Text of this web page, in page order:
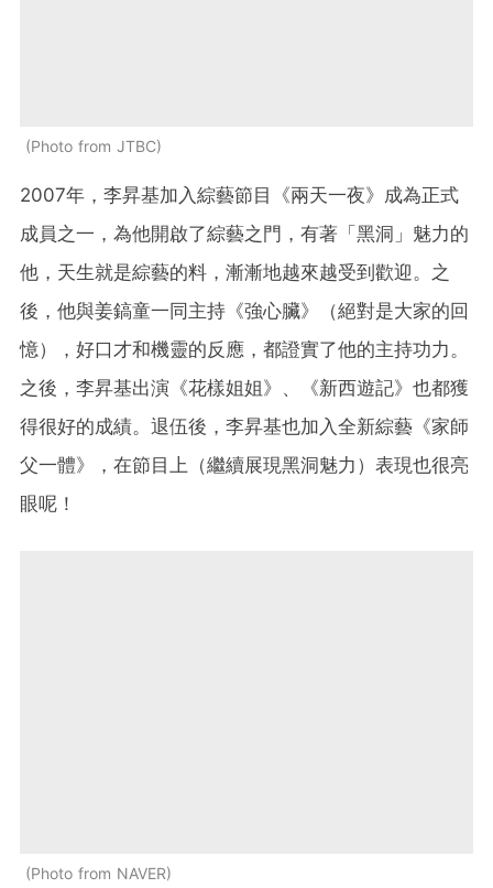
Photo from JTBC
2007年，李昇基加入綜藝節目《兩天一夜》成為正式
成員之一，為他開啟了綜藝之門，有著「黑洞」魅力的
他，天生就是綜藝的料，漸漸地越來越受到歡迎。之
後，他與姜鎬童一同主持《強心臟》（絕對是大家的回
憶），好口才和機靈的反應，都證實了他的主持功力。
之後，李昇基出演《花樣姐姐》、《新西遊記》也都獲
得很好的成績。退伍後，李昇基也加入全新綜藝《家師
父一體》，在節目上（繼續展現黑洞魅力）表現也很亮
眼呢！
Photo from NAVER